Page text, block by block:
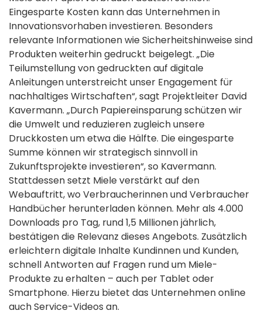
Eingesparte Kosten kann das Unternehmen in
Innovationsvorhaben investieren. Besonders
relevante Informationen wie Sicherheitshinweise sind
Produkten weiterhin gedruckt beigelegt. „Die
Teilumstellung von gedruckten auf digitale
Anleitungen unterstreicht unser Engagement für
nachhaltiges Wirtschaften“, sagt Projektleiter David
Kavermann. „Durch Papiereinsparung schützen wir
die Umwelt und reduzieren zugleich unsere
Druckkosten um etwa die Hälfte. Die eingesparte
Summe können wir strategisch sinnvoll in
Zukunftsprojekte investieren“, so Kavermann.
Stattdessen setzt Miele verstärkt auf den
Webauftritt, wo Verbraucherinnen und Verbraucher
Handbücher herunterladen können. Mehr als 4.000
Downloads pro Tag, rund 1,5 Millionen jährlich,
bestätigen die Relevanz dieses Angebots. Zusätzlich
erleichtern digitale Inhalte Kundinnen und Kunden,
schnell Antworten auf Fragen rund um Miele-
Produkte zu erhalten – auch per Tablet oder
Smartphone. Hierzu bietet das Unternehmen online
auch Service-Videos an.